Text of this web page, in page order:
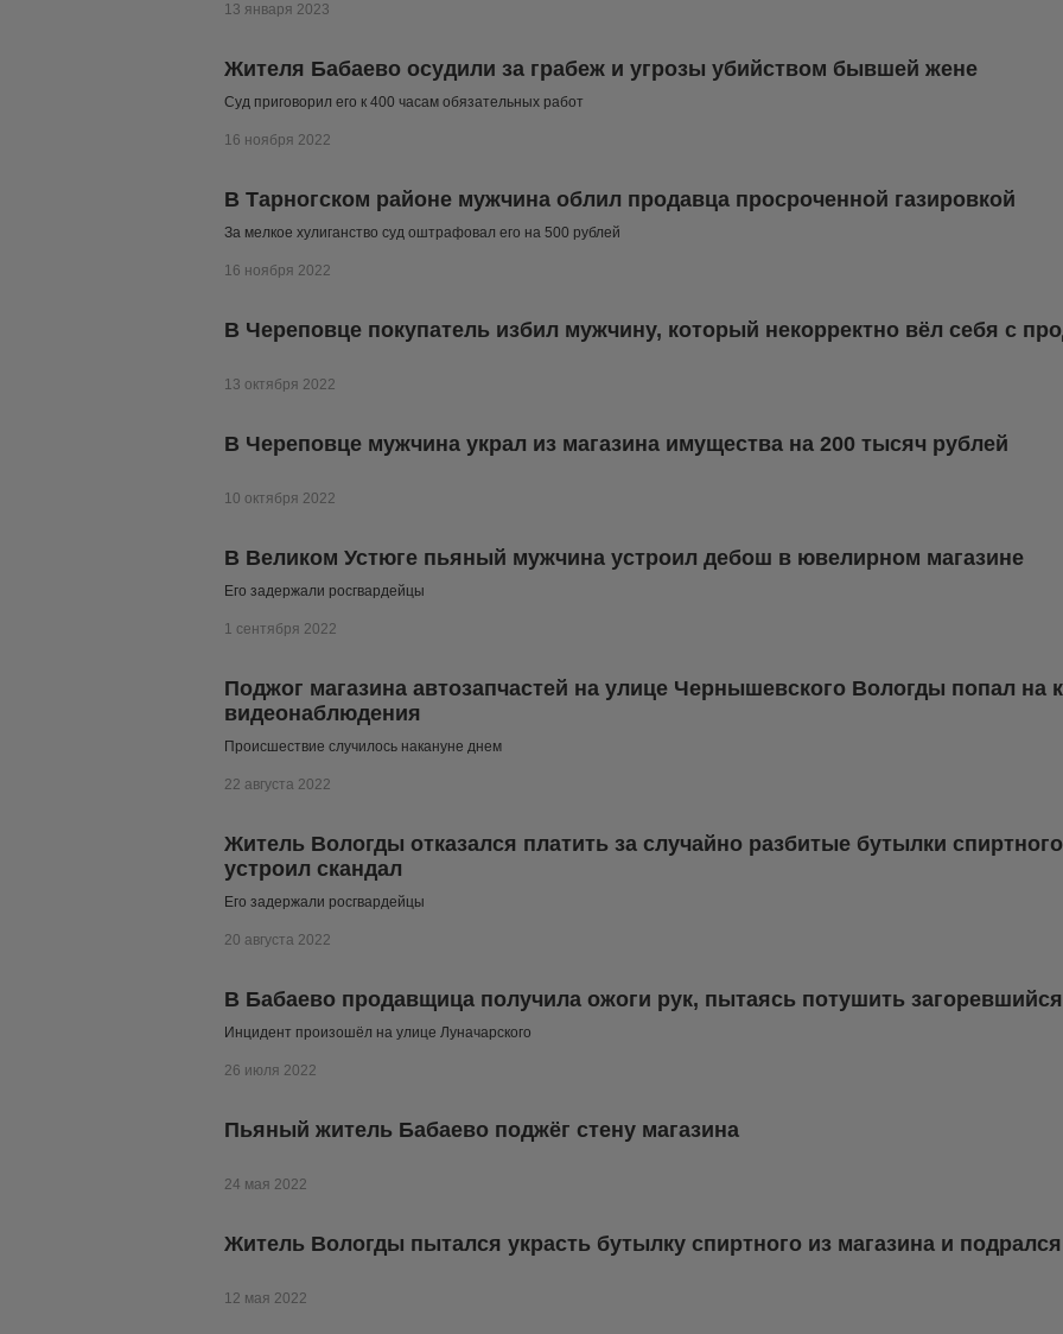
13 января 2023
Жителя Бабаево осудили за грабеж и угрозы убийством бывшей жене
Суд приговорил его к 400 часам обязательных работ
16 ноября 2022
В Тарногском районе мужчина облил продавца просроченной газировкой
За мелкое хулиганство суд оштрафовал его на 500 рублей
16 ноября 2022
В Череповце покупатель избил мужчину, который некорректно вёл себя с
13 октября 2022
В Череповце мужчина украл из магазина имущества на 200 тысяч рублей
10 октября 2022
В Великом Устюге пьяный мужчина устроил дебош в ювелирном магазине
Его задержали росгвардейцы
1 сентября 2022
Поджог магазина автозапчастей на улице Чернышевского Вологды попал на
видеонаблюдения
Происшествие случилось накануне днем
22 августа 2022
Житель Вологды отказался платить за случайно разбитые бутылки
устроил скандал
Его задержали росгвардейцы
20 августа 2022
В Бабаево продавщица получила ожоги рук, пытаясь потушить
Инцидент произошёл на улице Луначарского
26 июля 2022
Пьяный житель Бабаево поджёг стену магазина
24 мая 2022
Житель Вологды пытался украсть бутылку спиртного из магазина и
12 мая 2022